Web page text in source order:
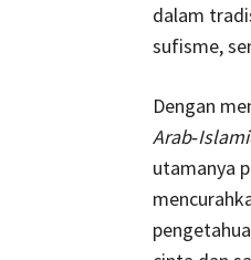
dalam
sufisme,
Dengan
utamanya